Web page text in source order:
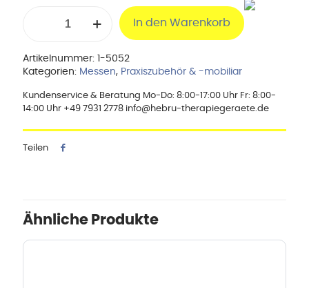
In den Warenkorb
Artikelnummer: 1-5052
Kategorien: Messen, Praxiszubehör & -mobiliar
Kundenservice & Beratung Mo-Do: 8:00-17:00 Uhr Fr: 8:00-
14:00 Uhr +49 7931 2778 info@hebru-therapiegeraete.de
Teilen
Ähnliche Produkte